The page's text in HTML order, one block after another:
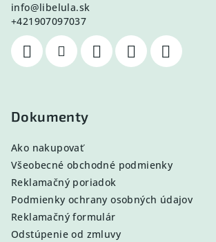
info@libelula.sk
+421907097037
Dokumenty
Ako nakupovať
Všeobecné obchodné podmienky
Reklamačný poriadok
Podmienky ochrany osobných údajov
Reklamačný formulár
Odstúpenie od zmluvy